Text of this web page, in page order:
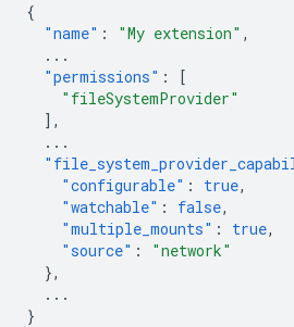
{
"name" : "My extension" ,
...
"permissions" :
[
"fileSystemProvider"
],
...
"configurable" : true,
"watchable" : false,
"multiple_mounts" : true,
"source" :
"network"
},
...
}